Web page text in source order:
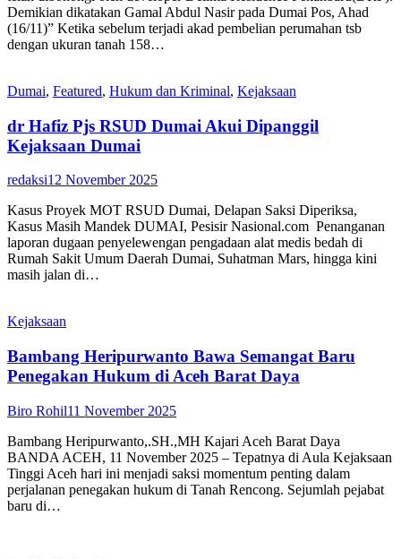
Demikian dikatakan Gamal Abdul Nasir pada Dumai Pos, Ahad
(16/11)” Ketika sebelum terjadi akad pembelian perumahan tsb
dengan ukuran tanah 158…
Dumai, Featured, Hukum dan Kriminal, Kejaksaan
dr Hafiz Pjs RSUD Dumai Akui Dipanggil
Kejaksaan Dumai
redaksi12 November 2025
Kasus Proyek MOT RSUD Dumai, Delapan Saksi Diperiksa,
Kasus Masih Mandek DUMAI, Pesisir Nasional.com Penanganan
laporan dugaan penyelewengan pengadaan alat medis bedah di
Rumah Sakit Umum Daerah Dumai, Suhatman Mars, hingga kini
masih jalan di…
Kejaksaan
Bambang Heripurwanto Bawa Semangat Baru
Penegakan Hukum di Aceh Barat Daya
Biro Rohil11 November 2025
Bambang Heripurwanto,.SH.,MH Kajari Aceh Barat Daya
BANDA ACEH, 11 November 2025 – Tepatnya di Aula Kejaksaan
Tinggi Aceh hari ini menjadi saksi momentum penting dalam
perjalanan penegakan hukum di Tanah Rencong. Sejumlah pejabat
baru di…